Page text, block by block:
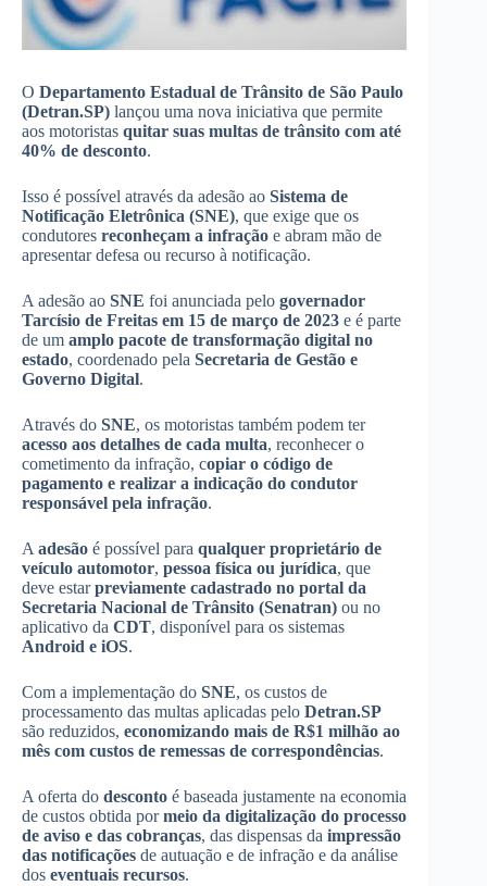
O Departamento Estadual de Trânsito de São Paulo
(Detran.SP) lançou uma nova iniciativa que permite
aos motoristas quitar suas multas de trânsito com até
40% de desconto.
Isso é possível através da adesão ao Sistema de
Notificação Eletrônica (SNE), que exige que os
condutores reconheçam a infração e abram mão de
apresentar defesa ou recurso à notificação.
A adesão ao SNE foi anunciada pelo governador
Tarcísio de Freitas em 15 de março de 2023 e é parte
de um amplo pacote de transformação digital no
estado, coordenado pela Secretaria de Gestão e
Governo Digital.
Através do SNE, os motoristas também podem ter
acesso aos detalhes de cada multa, reconhecer o
cometimento da infração, copiar o código de
pagamento e realizar a indicação do condutor
responsável pela infração.
A adesão é possível para qualquer proprietário de
veículo automotor, pessoa física ou jurídica, que
deve estarpreviamente cadastrado no portal da
Secretaria Nacional de Trânsito (Senatran) ou no
aplicativo da CDT, disponível para os sistemas
Android e iOS.
Com a implementação do SNE, os custos de
processamento das multas aplicadas pelo Detran.SP
são reduzidos, economizando mais de R$1 milhão ao
mês com custos de remessas de correspondências.
A oferta do desconto é baseada justamente na economia
de custos obtida pormeio da digitalização do processo
de aviso e das cobranças, das dispensas da impressão
das notificações de autuação e de infração e da análise
dos eventuais recursos.